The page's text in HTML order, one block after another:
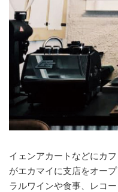
イェンアカートなどにカ
がエカマイに支店をオー
ラルワインや食事、レコ